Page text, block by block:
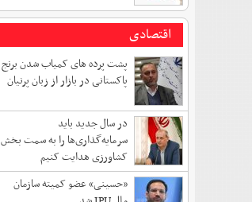
اقتصادی
پشت پرده های کمیاب شدن برنج
پاکستانی در بازار از زبان پرنیان
در سال جدید باید
سرمایه‌گذاری‌ها را به سمت بخش
کشاورزی هدایت کنیم
«حسینی» عضو کمیته سازمان